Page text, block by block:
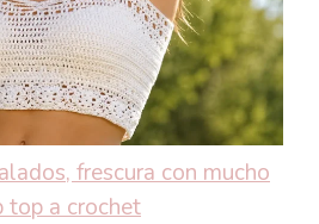
frescura con mucho
top a crochet